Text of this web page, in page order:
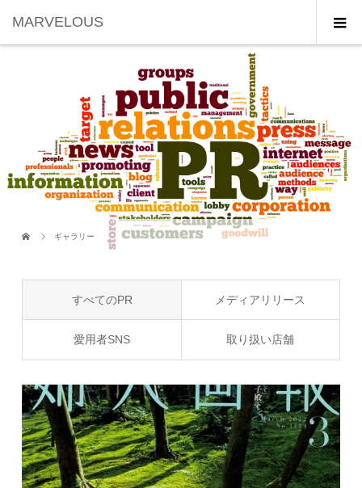
MARVELOUS
ギャラリー
すべてのPR メディアリリース
愛用者SNS 取り扱い店舗